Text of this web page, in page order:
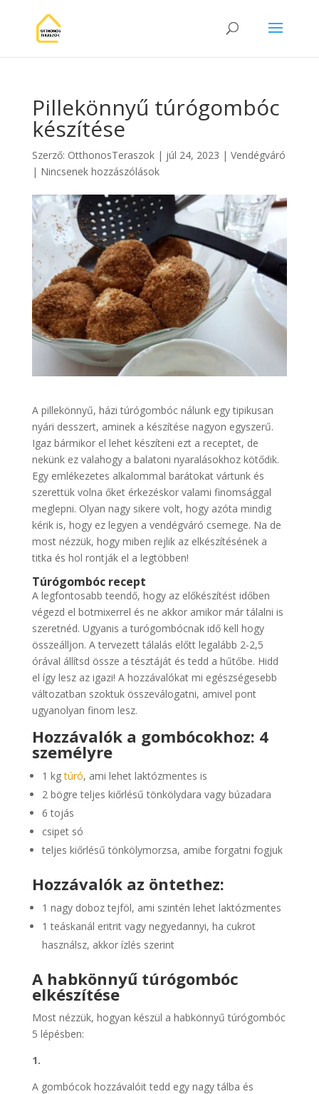
Pillekönnyű túrógombóc
készítése
Szerző: OtthonosTeraszok| júl 24, 2023 | Vendégváró
| Nincsenek hozzászólások
A pillekönnyű, házi túrógombóc nálunk egy tipikusan
nyári desszert, aminek a készítése nagyon egyszerű.
Igaz bármikor el lehet készíteni ezt a receptet, de
nekünk ez valahogy a balatoni nyaralásokhoz kötődik.
Egy emlékezetes alkalommal barátokat vártunk és
szerettük volna őket érkezéskor valami finomsággal
meglepni. Olyan nagy sikere volt, hogy azóta mindig
kérik is, hogy ez legyen a vendégváró csemege. Na de
most nézzük, hogy miben rejlik az elkészítésének a
titka és hol rontják el a legtöbben!
Túrógombóc recept
A legfontosabb teendő, hogy az előkészítést időben
végezd el botmixerrel és ne akkor amikor már tálalni is
szeretnéd. Ugyanis a turógombócnak idő kell hogy
összeálljon. A tervezett tálalás előtt legalább 2-2,5
órával állítsd össze a tésztáját és tedd a hűtőbe. Hidd
el így lesz az igazi! A hozzávalókat mi egészségesebb
változatban szoktuk összeválogatni, amivel pont
ugyanolyan finom lesz.
Hozzávalók a gombócokhoz: 4
személyre
1 kgtúró, ami lehet laktózmentes is
2 bögre teljes kiőrlésű tönkölydara vagy búzadara
6 tojás
csipet só
teljes kiőrlésű tönkölymorzsa, amibe forgatni fogjuk
Hozzávalók az öntethez:
1 nagy doboz tejföl, ami szintén lehet laktózmentes
1 teáskanál eritrit vagy negyedannyi, ha cukrot
használsz, akkor ízlés szerint
A habkönnyű túrógombóc
elkészítése
Most nézzük, hogyan készül a habkönnyű túrógombóc
5 lépésben:
1.
A gombócok hozzávalóit tedd egy nagy tálba és